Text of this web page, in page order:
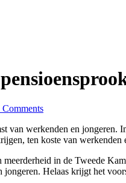
van werkenden en
ten koste van werkenden
in de Tweede
jongeren. Helaas krijgt het